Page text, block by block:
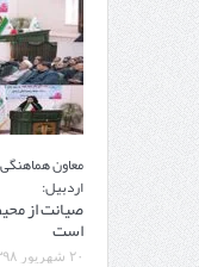
معاون
اردبیل:
صیانت از
است
۲۰ شهریور ۱۳۹۸